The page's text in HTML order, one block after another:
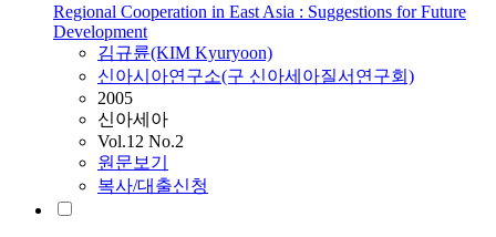
Regional Cooperation in East Asia : Suggestions for Future
Development
김규륜(KIM Kyuryoon)
신아시아연구소(구 신아세아질서연구회)
2005
신아세아
Vol.12 No.2
원문보기
복사/대출신청